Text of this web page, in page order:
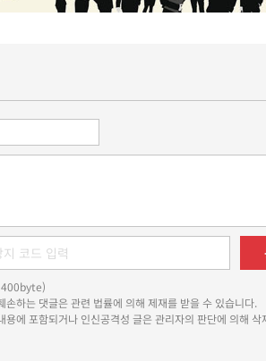
400byte)
하는 댓글은 관련 법률에 의해 제재를 받을 수 있습니다.
에 포함되거나 인신공격성 글은 관리자의 판단에 의해 삭